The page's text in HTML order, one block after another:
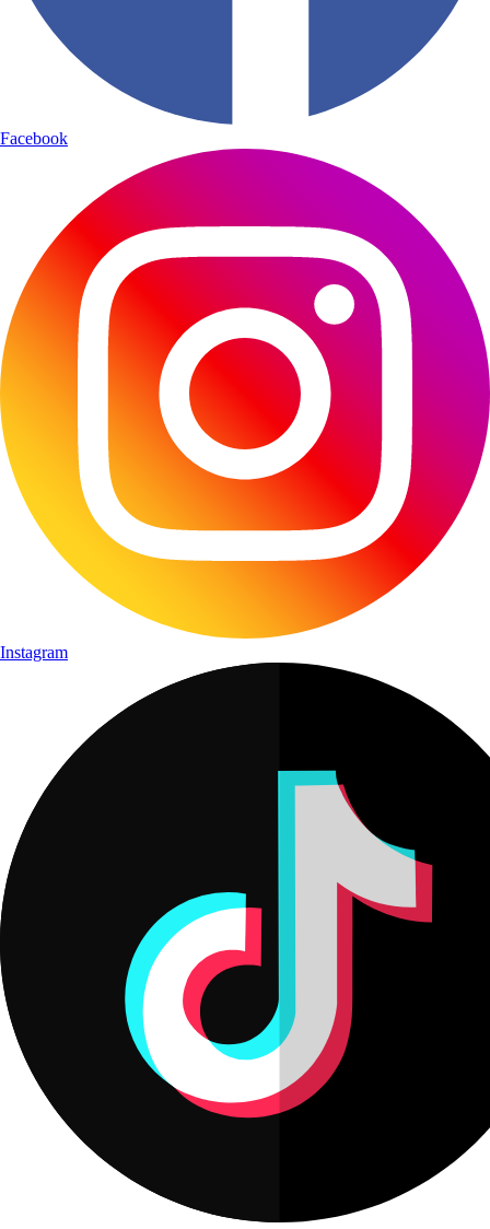
Facebook
Instagram